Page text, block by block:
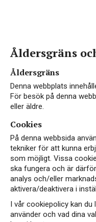
Åldersgräns
Åldersgräns
Denna webbplats
För besök på denna
eller äldre.
Cookies
På denna webbsida
tekniker för att kunna
som möjligt. Vissa
ska fungera och är
analys och/eller
aktivera/deaktivera i
I vår cookiepolicy kan
använder och vad dina